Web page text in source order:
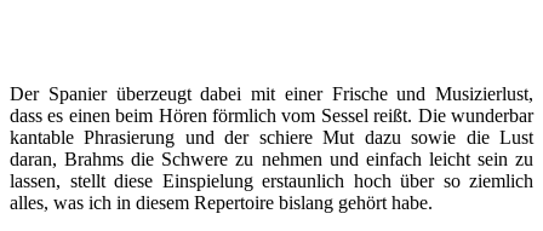
Der Spanier überzeugt dabei mit einer Frische und Musizierlust,
dass es einen beim Hören förmlich vom Sessel reißt. Die wunderbar
kantable Phrasierung und der schiere Mut dazu sowie die Lust
daran, Brahms die Schwere zu nehmen und einfach leicht sein zu
lassen, stellt diese Einspielung erstaunlich hoch über so ziemlich
alles, was ich in diesem Repertoire bislang gehört habe.